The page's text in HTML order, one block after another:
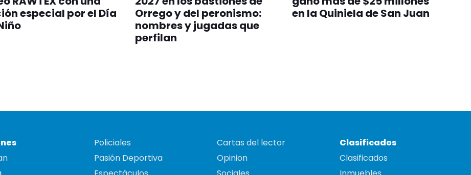
especial por el Día
Orrego y del peronismo:
nombres y jugadas que
perfilan
en la Quiniela de San Juan
Policiales
Pasión Deportiva
Cartas del lector
Opinion
Clasificados
Clasificados